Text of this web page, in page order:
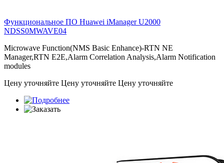
Функциональное ПО Huawei iManager U2000
NDSS0MWAVE04
Microwave Function(NMS Basic Enhance)-RTN NE
Manager,RTN E2E,Alarm Correlation Analysis,Alarm Notification
modules
Цену уточняйте Цену уточняйте Цену уточняйте